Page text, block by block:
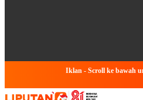
Iklan - Scroll ke bawah